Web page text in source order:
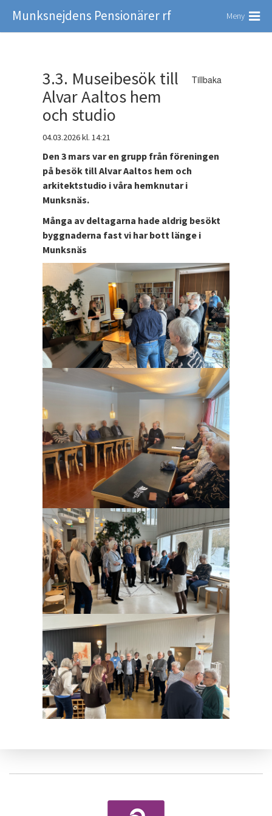
Munksnejdens Pensionärer rf Meny
Tillbaka
3.3. Museibesök till
Alvar Aaltos hem
och studio
04.03.2026kl. 14:21
Den 3 mars var en grupp från föreningen
på besök till Alvar Aaltos hem och
arkitektstudio i våra hemknutar i
Munksnäs.
Många av deltagarna hade aldrig besökt
byggnaderna fast vi har bott länge i
Munksnäs